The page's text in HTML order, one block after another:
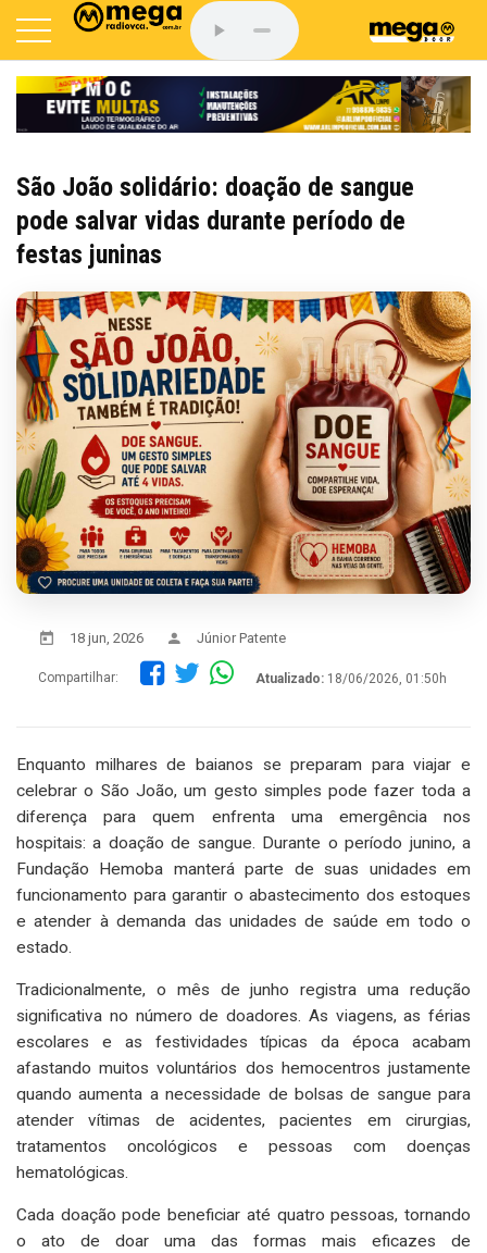
São João solidário: doação de sangue
pode salvar vidas durante período de
festas juninas
18 jun, 2026 Júnior Patente
Compartilhar: Atualizado: 18/06/2026, 01:50h
Enquanto milhares de baianos se preparam para viajar e
celebrar o São João, um gesto simples pode fazer toda a
diferença para quem enfrenta uma emergência nos
hospitais: a doação de sangue. Durante o período junino, a
Fundação Hemoba manterá parte de suas unidades em
funcionamento para garantir o abastecimento dos estoques
e atender à demanda das unidades de saúde em todo o
estado.
Tradicionalmente, o mês de junho registra uma redução
significativa no número de doadores. As viagens, as férias
escolares e as festividades típicas da época acabam
afastando muitos voluntários dos hemocentros justamente
quando aumenta a necessidade de bolsas de sangue para
atender vítimas de acidentes, pacientes em cirurgias,
tratamentos oncológicos e pessoas com doenças
hematológicas.
Cada doação pode beneficiar até quatro pessoas, tornando
o ato de doar uma das formas mais eficazes de